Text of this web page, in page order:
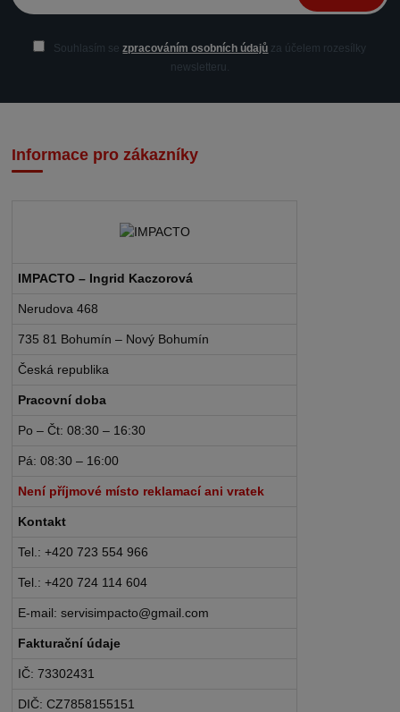
Souhlasím sezpracováním osobních údajů za účelem rozesílky
newsletteru.
Informace pro zákazníky
IMPACTO – Ingrid Kaczorová
Nerudova 468
735 81 Bohumín – Nový Bohumín
Česká republika
Pracovní doba
Po – Čt: 08:30 – 16:30
Pá: 08:30 – 16:00
Není příjmové místo reklamací ani vratek
Kontakt
Tel.: +420 723 554 966
Tel.: +420 724 114 604
E-mail: servisimpacto@gmail.com
Fakturační údaje
IČ: 73302431
DIČ: CZ7858155151